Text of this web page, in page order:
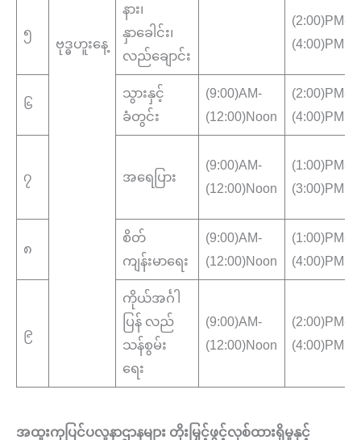
ဗုဒ္ဓဟူးနေ့
၅
နား၊
နှာခေါင်း၊
လည်ချောင်း
(2:00)PM-
(4:00)PM
၆
သွားနှင့်
ခံတွင်း
(9:00)AM-
(12:00)Noon
(2:00)PM-
(4:00)PM
၇ အရေပြား
(9:00)AM-
(12:00)Noon
(1:00)PM-
(3:00)PM
၈
စိတ်
ကျန်းမာရေး
(9:00)AM-
(12:00)Noon
(1:00)PM-
(4:00)PM
၉
ကိုယ်အင်္ဂါ
ပြန် လည်
သန်စွမ်း
ရေး
(9:00)AM-
(12:00)Noon
(2:00)PM-
(4:00)PM
အထူးကုပြင်ပလူနာဌာနများ တိုးမြှင့်ဖွင့်လှစ်ထားရှိမှုနှင့်